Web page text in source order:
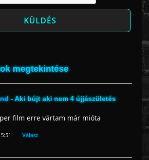
megtekintése
- Aki bújt aki nem 4 újjászületés
film erre vártam már mióta
Válasz